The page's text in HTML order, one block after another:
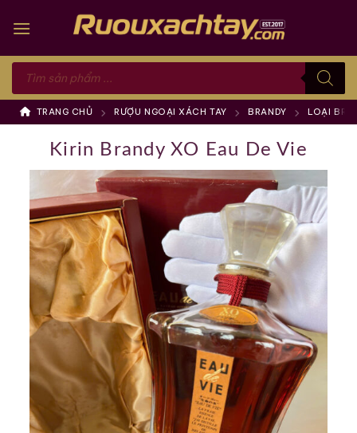
Tìm
kiếm
phẩm
TRANG CHỦ RƯỢU NGOẠI XÁCH TAY BRANDY LOẠI
Kirin Brandy XO Eau De Vie